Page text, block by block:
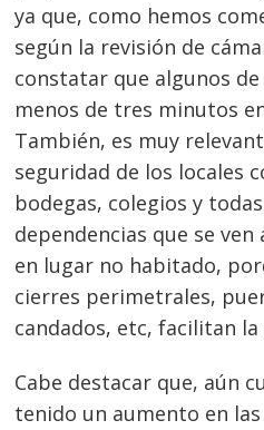
ya que, como hemos
según la revisión de
constatar que algunos
menos de tres minutos
También, es muy
seguridad de los locales
bodegas, colegios y
dependencias que se
en lugar no habitado,
cierres perimetrales,
candados, etc, facilitan
Cabe destacar que, aún
tenido un aumento en